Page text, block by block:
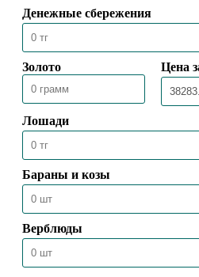
Токал – это прихоть или
ответственность?
30.03.2020